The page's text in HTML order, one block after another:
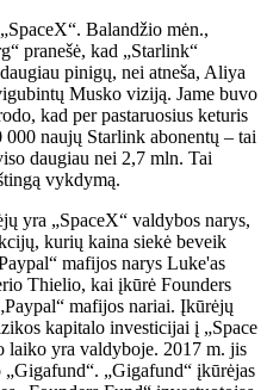
Balandžio mėn.,
pranešė, kad „Starlink“
pinigų, nei atneša, Aliya
Musko viziją. Jame buvo
kad per pastaruosius keturis
000 naujų Starlink abonentų – tai
daugiau nei 2,7 mln. Tai
vykdymą.
yra „SpaceX“ valdybos narys,
kurių kaina siekė beveik
mafijos narys Luke'as
Thielio, kai įkūrė Founders
mafijos nariai. Įkūrėjų
kapitalo investicijai į „Space
laiko yra valdyboje. 2017 m. jis
„Gigafund“ įkūrėjas